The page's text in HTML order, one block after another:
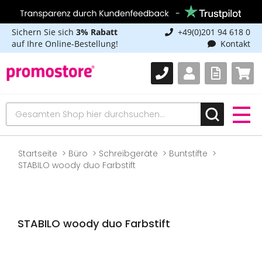
Sichern Sie sich 3% Rabatt
auf Ihre Online-Bestellung!
+49(0)201 94 618 0
Kontakt
Startseite Büro Schreibgeräte
Buntstifte
STABILO woody duo Farbstift
STABILO woody duo Farbstift